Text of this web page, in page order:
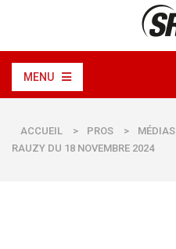
MENU
ACCUEIL > PROS >
RAUZY DU 18 NOVEMBRE 2024